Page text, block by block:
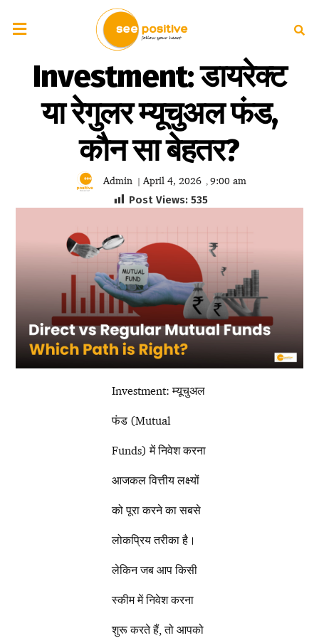
Investment: डायरेक्ट
या रेगुलर म्यूचुअल फंड,
कौन सा बेहतर?
Admin | April 4, 2026 , 9:00 am
Post Views: 535
Investment: म्यूचुअल
फंड (Mutual
Funds) में निवेश करना
आजकल वित्तीय लक्ष्यों
को पूरा करने का सबसे
लोकप्रिय तरीका है।
लेकिन जब आप किसी
स्कीम में निवेश करना
शुरू करते हैं, तो आपको